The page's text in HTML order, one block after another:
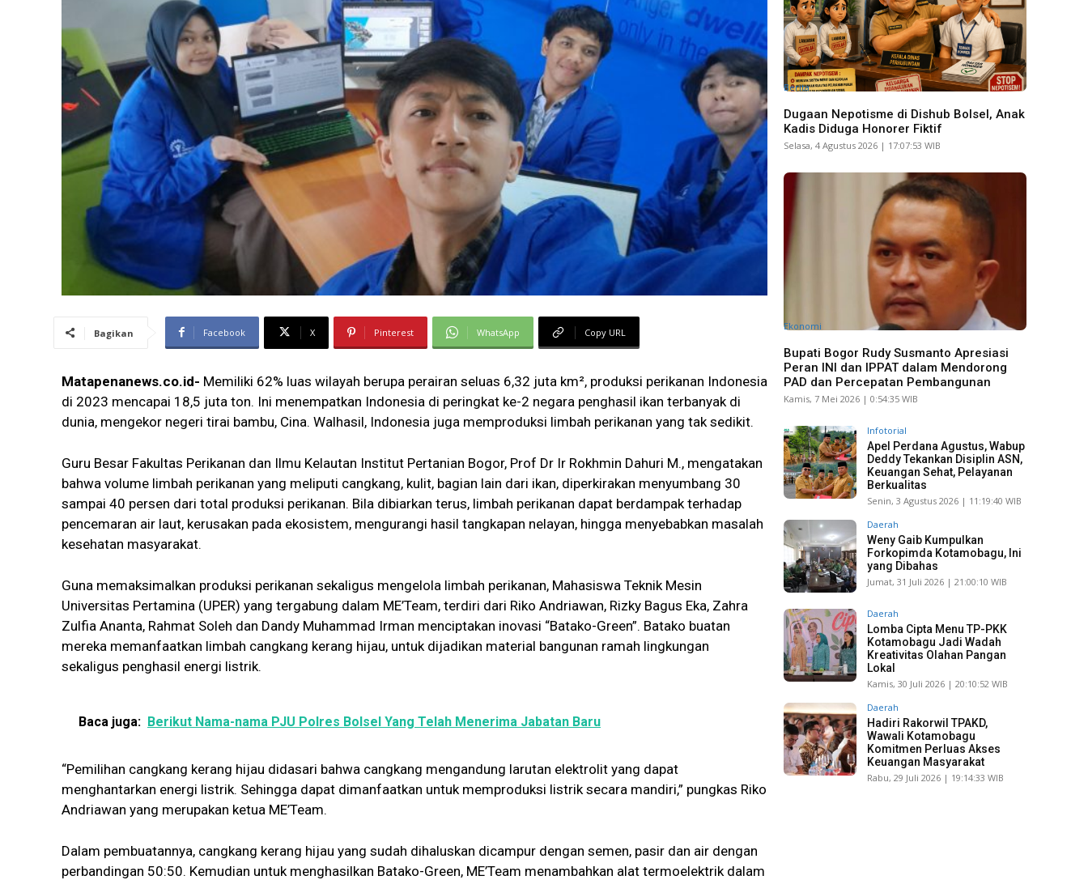
Bagikan Facebook X Pinterest WhatsApp Copy URL
Matapenanews.co.id- Memiliki 62% luas wilayah berupa perairan seluas 6,32 juta km², produksi perikanan Indonesia
di 2023 mencapai 18,5 juta ton. Ini menempatkan Indonesia di peringkat ke-2 negara penghasil ikan terbanyak di
dunia, mengekor negeri tirai bambu, Cina. Walhasil, Indonesia juga memproduksi limbah perikanan yang tak sedikit.
Guru Besar Fakultas Perikanan dan Ilmu Kelautan Institut Pertanian Bogor, Prof Dr Ir Rokhmin Dahuri M., mengatakan
bahwa volume limbah perikanan yang meliputi cangkang, kulit, bagian lain dari ikan, diperkirakan menyumbang 30
sampai 40 persen dari total produksi perikanan. Bila dibiarkan terus, limbah perikanan dapat berdampak terhadap
pencemaran air laut, kerusakan pada ekosistem, mengurangi hasil tangkapan nelayan, hingga menyebabkan masalah
kesehatan masyarakat.
Guna memaksimalkan produksi perikanan sekaligus mengelola limbah perikanan, Mahasiswa Teknik Mesin
Universitas Pertamina (UPER) yang tergabung dalam ME’Team, terdiri dari Riko Andriawan, Rizky Bagus Eka, Zahra
Zulfia Ananta, Rahmat Soleh dan Dandy Muhammad Irman menciptakan inovasi “Batako-Green”. Batako buatan
mereka memanfaatkan limbah cangkang kerang hijau, untuk dijadikan material bangunan ramah lingkungan
sekaligus penghasil energi listrik.
Baca juga: Berikut Nama-nama PJU Polres Bolsel Yang Telah Menerima Jabatan Baru
“Pemilihan cangkang kerang hijau didasari bahwa cangkang mengandung larutan elektrolit yang dapat
menghantarkan energi listrik. Sehingga dapat dimanfaatkan untuk memproduksi listrik secara mandiri,” pungkas Riko
Andriawan yang merupakan ketua ME’Team.
Dalam pembuatannya, cangkang kerang hijau yang sudah dihaluskan dicampur dengan semen, pasir dan air dengan
perbandingan 50:50. Kemudian untuk menghasilkan Batako-Green, ME’Team menambahkan alat termoelektrik dalam
Berita
Dugaan Nepotisme di Dishub Bolsel, Anak
Kadis Diduga Honorer Fiktif
Selasa, 4 Agustus 2026 | 17:07:53 WIB
Ekonomi
Bupati Bogor Rudy Susmanto Apresiasi
Peran INI dan IPPAT dalam Mendorong
PAD dan Percepatan Pembangunan
Kamis, 7 Mei 2026 | 0:54:35 WIB
Infotorial
Apel Perdana Agustus, Wabup
Deddy Tekankan Disiplin ASN,
Keuangan Sehat, Pelayanan
Berkualitas
Senin, 3 Agustus 2026 | 11:19:40 WIB
Daerah
Weny Gaib Kumpulkan
Forkopimda Kotamobagu, Ini
yang Dibahas
Jumat, 31 Juli 2026 | 21:00:10 WIB
Daerah
Lomba Cipta Menu TP-PKK
Kotamobagu Jadi Wadah
Kreativitas Olahan Pangan
Lokal
Kamis, 30 Juli 2026 | 20:10:52 WIB
Daerah
Hadiri Rakorwil TPAKD,
Wawali Kotamobagu
Komitmen Perluas Akses
Keuangan Masyarakat
Rabu, 29 Juli 2026 | 19:14:33 WIB